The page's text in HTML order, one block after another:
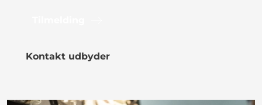
Kontakt udbyder